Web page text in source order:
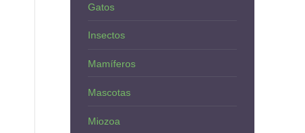
Gatos
Insectos
Mamíferos
Mascotas
Miozoa